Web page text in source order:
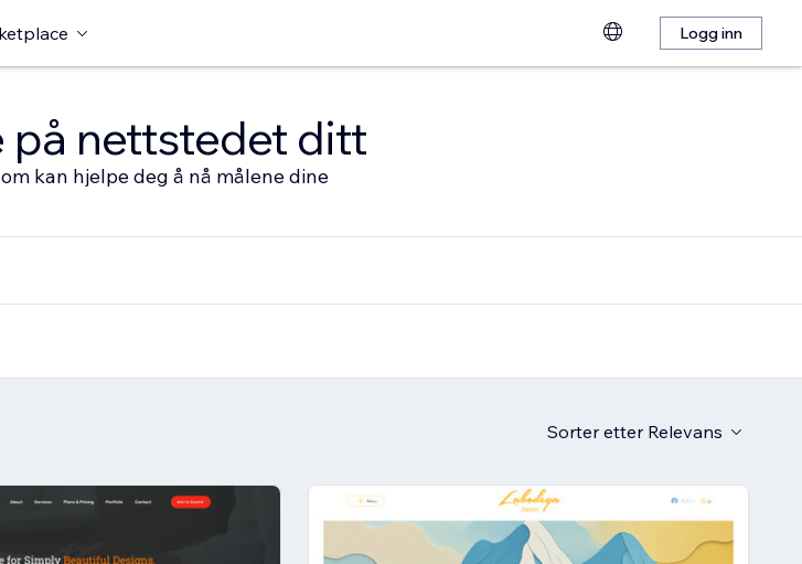
Logg inn
på nettstedet ditt
kan hjelpe deg å nå målene dine
Sorter etter Relevans